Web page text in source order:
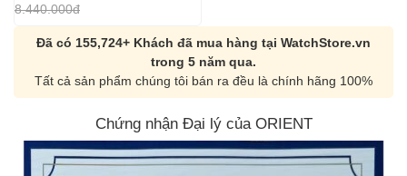
8.440.000đ
Đã có 155,724+ Khách đã mua hàng tại WatchStore.vn
trong 5 năm qua.
Tất cả sản phẩm chúng tôi bán ra đều là chính hãng 100%
Chứng nhận Đại lý của ORIENT